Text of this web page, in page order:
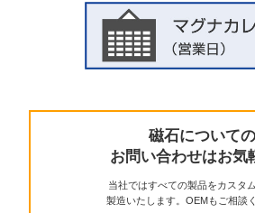
磁石についての
お問い合わせはお気
当社ではすべての製品をカスタ
製造いたします。OEMもご相談